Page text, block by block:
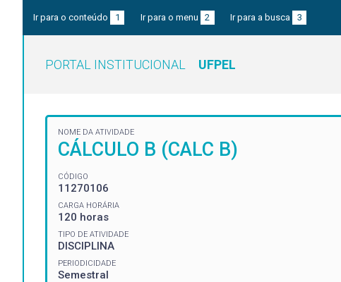
Ir para o conteúdo 1 Ir para o menu 2 Ir para a busca 3
PORTAL INSTITUCIONAL UFPEL
NOME DA ATIVIDADE
CÁLCULO B (CALC B)
CÓDIGO
11270106
CARGA HORÁRIA
120 horas
TIPO DE ATIVIDADE
DISCIPLINA
PERIODICIDADE
Semestral